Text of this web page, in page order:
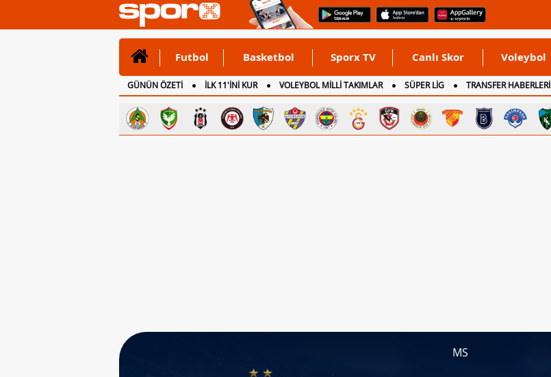
Futbol Basketbol Sporx TV Canlı Skor Voleybol
GÜNÜN ÖZETİ İLK 11'İNİ KUR VOLEYBOL MİLLİ TAKIMLAR SÜPER LİG TRANSFER HABERLERİ
CANLI ANLATIM
İNGİLTERE
MS